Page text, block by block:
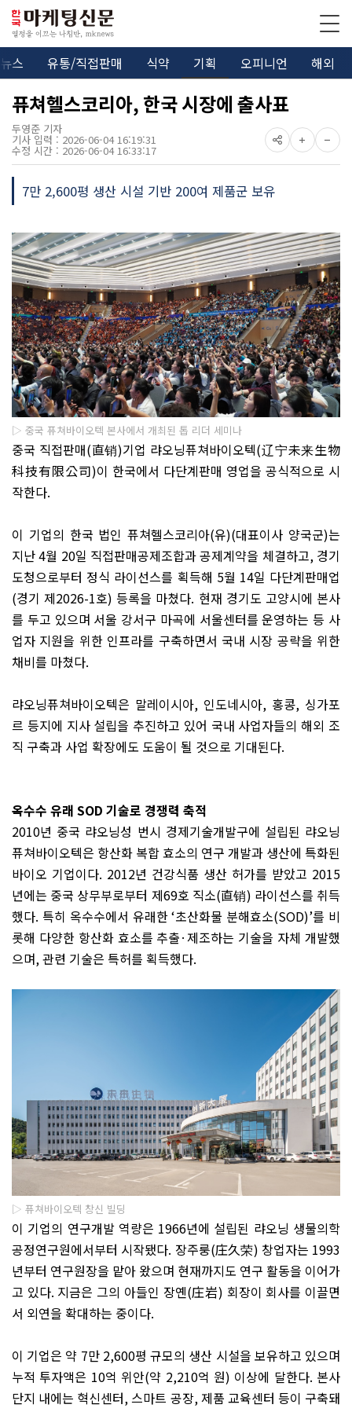
뉴스 유통/직접판매 식약 기획 오피니언 해외
퓨쳐헬스코리아, 한국 시장에 출사표
두영준 기자
기사 입력 : 2026-06-04 16:19:31
수정 시간 : 2026-06-04 16:33:17
7만 2,600평 생산 시설 기반 200여 제품군 보유
▷ 중국 퓨쳐바이오텍 본사에서 개최된 톱 리더 세미나
중국 직접판매(直销)기업 랴오닝퓨쳐바이오텍(辽宁未来生物
科技有限公司)이 한국에서 다단계판매 영업을 공식적으로 시
작한다.
이 기업의 한국 법인 퓨쳐헬스코리아(유)(대표이사 양국군)는
지난4월 20일 직접판매공제조합과 공제계약을 체결하고, 경기
도청으로부터 정식 라이선스를 획득해 5월 14일 다단계판매업
(경기 제2026-1호)등록을 마쳤다. 현재 경기도 고양시에 본사
를 두고 있으며 서울 강서구 마곡에 서울센터를 운영하는 등 사
업자 지원을 위한 인프라를 구축하면서 국내 시장 공략을 위한
채비를 마쳤다.
랴오닝퓨쳐바이오텍은 말레이시아, 인도네시아, 홍콩, 싱가포
르 등지에 지사 설립을 추진하고 있어 국내 사업자들의 해외 조
직 구축과 사업 확장에도 도움이 될 것으로 기대된다.
옥수수 유래 SOD 기술로 경쟁력 축적
2010년 중국 랴오닝성 번시 경제기술개발구에 설립된 랴오닝
퓨쳐바이오텍은 항산화 복합 효소의 연구 개발과 생산에 특화된
바이오 기업이다. 2012년 건강식품 생산 허가를 받았고 2015
년에는 중국 상무부로부터 제69호 직소(直销) 라이선스를 취득
했다. 특히 옥수수에서 유래한‘초산화물 분해효소(SOD)’를 비
롯해 다양한 항산화 효소를 추출·제조하는 기술을 자체 개발했
으며,관련 기술은 특허를 획득했다.
▷ 퓨쳐바이오텍 창신 빌딩
이 기업의 연구개발 역량은 1966년에 설립된 랴오닝 생물의학
공정연구원에서부터 시작됐다. 장주룽(庄久荣) 창업자는 1993
년부터 연구원장을 맡아 왔으며 현재까지도 연구 활동을 이어가
고 있다. 지금은 그의 아들인 장옌(庄岩) 회장이 회사를 이끌면
서 외연을 확대하는 중이다.
이 기업은 약 7만 2,600평 규모의 생산 시설을 보유하고 있으며
누적 투자액은 10억 위안(약 2,210억 원) 이상에 달한다. 본사
단지 내에는 혁신센터,스마트 공장, 제품 교육센터 등이 구축돼